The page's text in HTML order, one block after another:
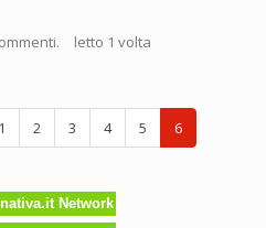
letto 1 volta
1 2 3 4 5 6
Network